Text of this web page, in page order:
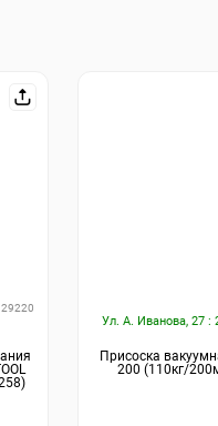
Ул. А. Иванова, 27 :
Присоска
200 (110кг/